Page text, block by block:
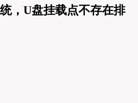
，U盘挂载点不存在排